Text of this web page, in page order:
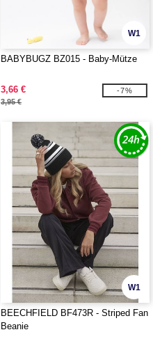
W1
BABYBUGZ BZ015 - Baby-Mütze
3,66 €
3,95 €
-7%
W1
BEECHFIELD BF473R - Striped Fan
Beanie